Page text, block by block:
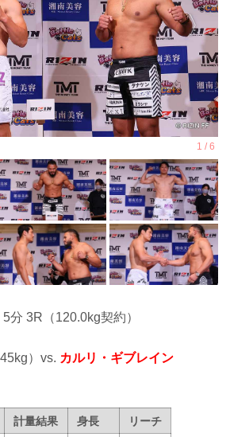
分 3R（120.0kg契約）
）vs. カルリ・ギブレイン
計量結果 身長 リーチ